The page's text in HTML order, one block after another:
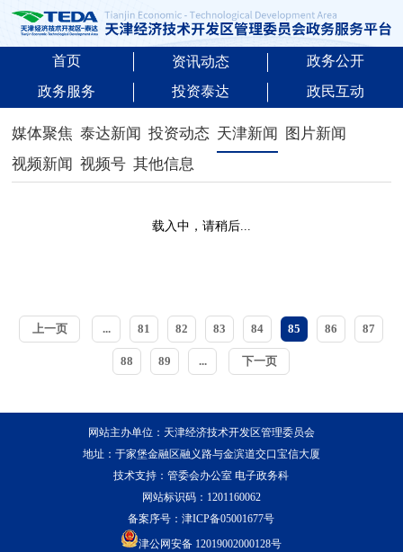
首页 资讯动态
政务公开
政务服务
投资泰达 政民互动
媒体聚焦 泰达新闻 投资动态 天津新闻
图片新闻
视频新闻
视频号 其他信息
载入中，请稍后...
上一页 ... 81 82 83 84 85 86 87
88 89 ... 下一页
网站主办单位：天津经济技术开发区管理委员会
地址：于家堡金融区融义路与金滨道交口宝信大厦
技术支持：管委会办公室 电子政务科
网站标识码：1201160062
备案序号：津ICP备05001677号
津公网安备 12019002000128号